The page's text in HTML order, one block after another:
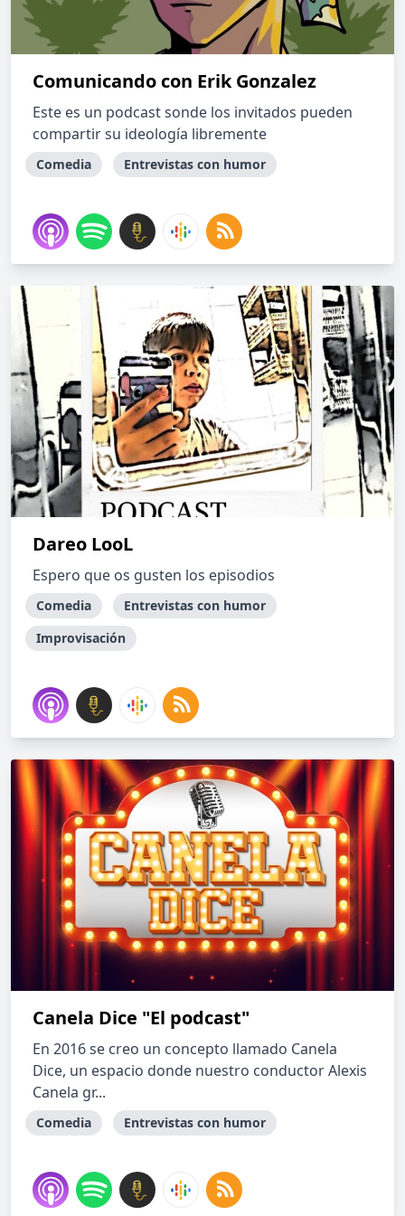
Comunicando con Erik Gonzalez
Este es un podcast sonde los invitados pueden
compartir su ideología libremente
Comedia Entrevistas con humor
Dareo LooL
Espero que os gusten los episodios
Comedia
Entrevistas con humor
Improvisación
Canela Dice "El podcast"
En 2016 se creo un concepto llamado Canela
Dice, un espacio donde nuestro conductor Alexis
Canela gr...
Comedia Entrevistas con humor